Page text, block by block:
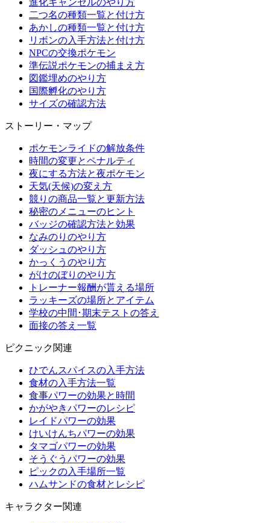
進化キャンセルのやり方
二つ名の種類一覧と付け方
あかしの種類一覧と付け方
リボンの入手方法と付け方
NPCの交換ポケモン
準伝説ポケモンの捕まえ方
図鑑埋めのやり方
国際孵化のやり方
サイズの確認方法
ストーリー・マップ
ポケモンライドの解放条件
時間の変更とペナルティ
夜にする方法と夜ポケモン
天気(天候)の変え方
競りの商品一覧と更新方法
秘密のメニューのヒント
バッジの確認方法と効果
なみのりのやり方
ダッシュのやり方
かっくうのやり方
がけのぼりのやり方
トレーナー報酬が貰える場所
ラッキーズの場所とアイテム
学校の中間･期末テストの答え
面接の答え一覧
ピクニック関連
ひでんスパイスの入手方法
食材の入手方法一覧
食事パワーの効果と時間
かがやきパワーのレシピ
レイドパワーの効果
けいけんちパワーの効果
タマゴパワーの効果
そうぐうパワーの効果
ピックの入手場所一覧
ハムサンドの食材とレシピ
キャラクター関連